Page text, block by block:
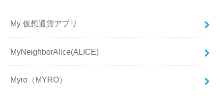
My 仮想通貨アプリ
MyNeighborAlice(ALICE)
Myro（MYRO）